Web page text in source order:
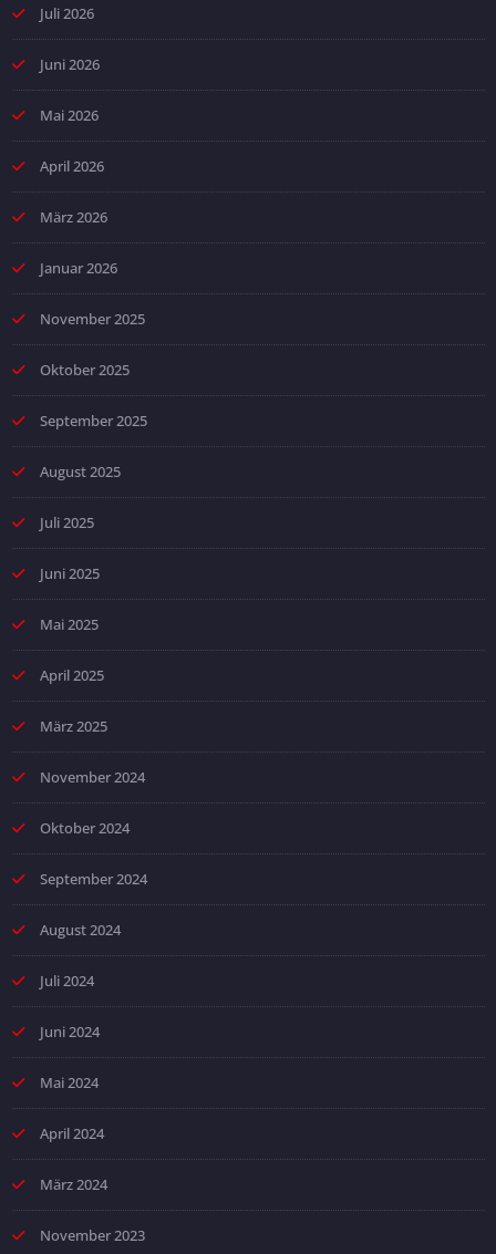
Juli 2026
Juni 2026
Mai 2026
April 2026
März 2026
Januar 2026
November 2025
Oktober 2025
September 2025
August 2025
Juli 2025
Juni 2025
Mai 2025
April 2025
März 2025
November 2024
Oktober 2024
September 2024
August 2024
Juli 2024
Juni 2024
Mai 2024
April 2024
März 2024
November 2023